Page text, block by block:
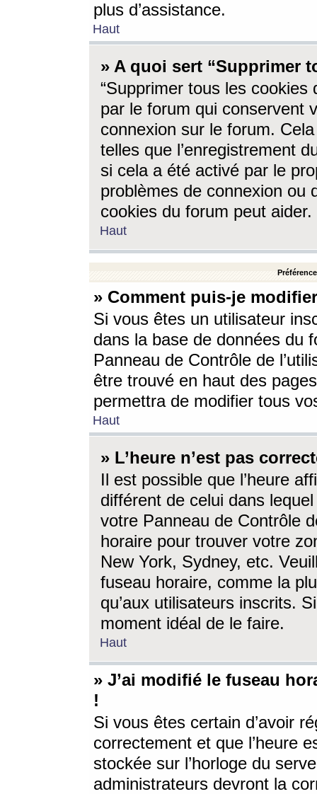
plus d’assistance.
Haut
» A quoi sert “Supprimer
“Supprimer tous les cookies
par le forum qui conservent
connexion sur le forum.
telles que l’enregistrement
si cela a été activé par le
problèmes de connexion ou
cookies du forum peut aider.
Haut
» Comment puis-je
Si vous êtes un utilisateur
dans la base de données du
Panneau de Contrôle de
être trouvé en haut des
permettra de modifier tous
Haut
» L’heure n’est pas
Il est possible que l’heure
différent de celui dans
votre Panneau de Contrôle
horaire pour trouver votre
New York, Sydney, etc.
fuseau horaire, comme la
qu’aux utilisateurs inscrits.
moment idéal de le faire.
Haut
» J’ai modifié le fuseau
!
Si vous êtes certain d’avoir
correctement et que l’heure
stockée sur l’horloge du
administrateurs devront la